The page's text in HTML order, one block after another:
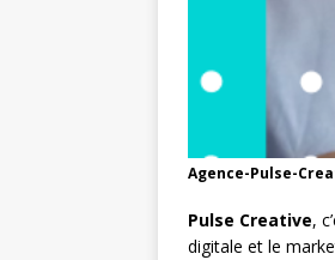
Agence-Pulse-
Pulse Creative,
digitale et le